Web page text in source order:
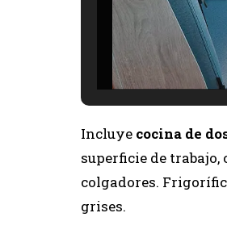
Incluye cocina de
superficie de
colgadores.
grises.